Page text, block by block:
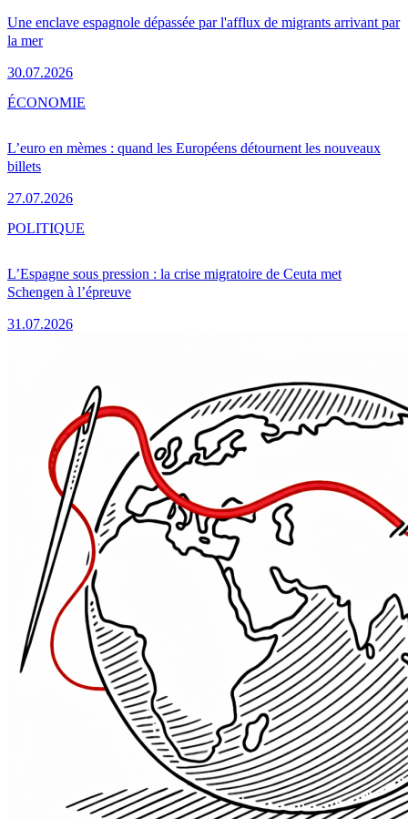
Une enclave espagnole dépassée par l'afflux de migrants arrivant par
la mer
30.07.2026
L’euro en mèmes : quand les Européens détournent les nouveaux
billets
27.07.2026
ÉCONOMIE
L’Espagne sous pression : la crise migratoire de Ceuta met
Schengen à l’épreuve
31.07.2026
POLITIQUE